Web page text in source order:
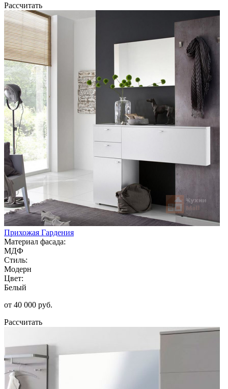
Рассчитать
Прихожая Гардения
Материал фасада:
МДФ
Стиль:
Модерн
Цвет:
Белый
от 40 000 руб.
Рассчитать